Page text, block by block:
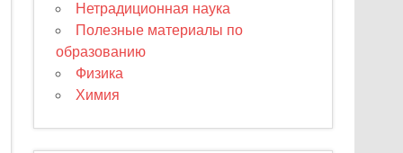
Нетрадиционная наука
Полезные материалы по
образованию
Физика
Химия